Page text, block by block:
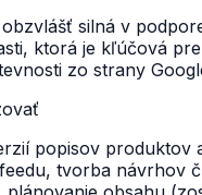
silná v
ktorá je kľúčová
zo strany
popisov produktov
tvorba návrhov